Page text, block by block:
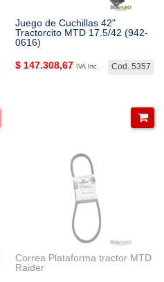
Juego de Cuchillas 42"
Tractorcito MTD 17.5/42 (942-
0616)
Cod. 5357
$ 147.308,67 IVA Inc.
Correa Plataforma tractor MTD
Raider